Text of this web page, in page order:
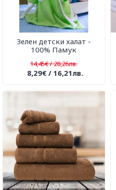
Зелен детски халат -
100% Памук
14,45€ / 28,26лв.
8,29€ / 16,21лв.